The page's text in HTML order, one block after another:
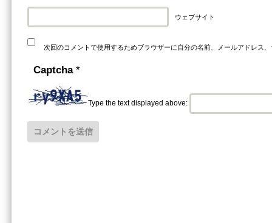
ウェブサイト
次回のコメントで使用するためブラウザーに自分の名前、メールアドレス
Captcha *
Type the text displayed above: